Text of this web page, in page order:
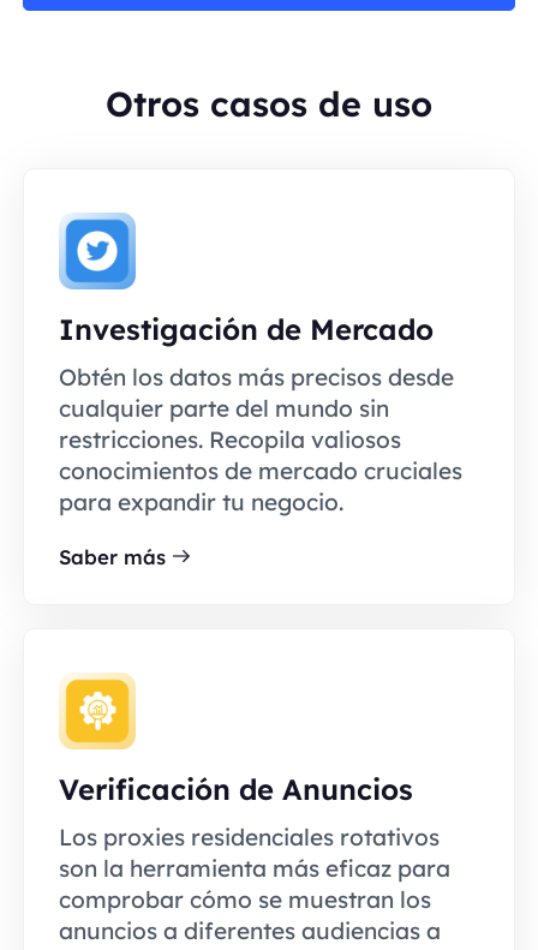
Otros casos de uso
Investigación de Mercado
Obtén los datos más precisos desde
cualquier parte del mundo sin
restricciones. Recopila valiosos
conocimientos de mercado cruciales
para expandir tu negocio.
Saber más
Verificación de Anuncios
Los proxies residenciales rotativos
son la herramienta más eficaz para
comprobar cómo se muestran los
anuncios a diferentes audiencias a